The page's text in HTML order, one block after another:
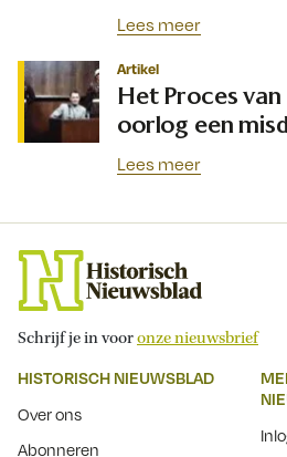
Lees meer
Artikel
Het Proces
oorlog een
Lees meer
Schrijf je in vooronze nieuwsbrief
HISTORISCH NIEUWSBLAD
Over ons
Abonneren